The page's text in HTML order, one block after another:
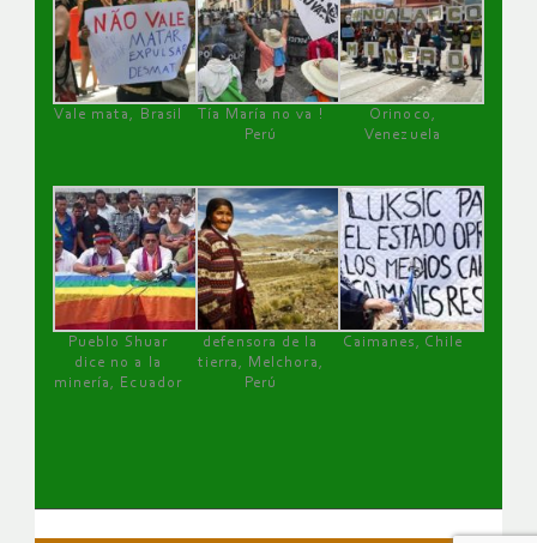
Vale mata, Brasil
Tía María no va !
Perú
Orinoco,
Venezuela
Pueblo Shuar
dice no a la
minería, Ecuador
defensora de la
tierra, Melchora,
Perú
Caimanes, Chile